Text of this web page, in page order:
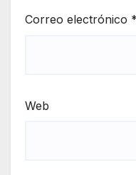
Correo electrónico *
Web